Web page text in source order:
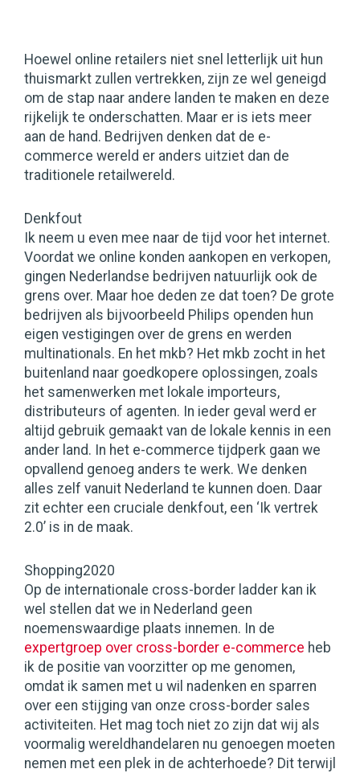
Hoewel online retailers niet snel letterlijk uit hun
thuismarkt zullen vertrekken, zijn ze wel geneigd
om de stap naar andere landen te maken en deze
rijkelijk te onderschatten. Maar er is iets meer
aan de hand. Bedrijven denken dat de e-
commerce wereld er anders uitziet dan de
traditionele retailwereld.
Denkfout
Ik neem u even mee naar de tijd voor het internet.
Voordat we online konden aankopen en verkopen,
gingen Nederlandse bedrijven natuurlijk ook de
grens over. Maar hoe deden ze dat toen? De grote
bedrijven als bijvoorbeeld Philips openden hun
eigen vestigingen over de grens en werden
multinationals. En het mkb? Het mkb zocht in het
buitenland naar goedkopere oplossingen, zoals
het samenwerken met lokale importeurs,
distributeurs of agenten. In ieder geval werd er
altijd gebruik gemaakt van de lokale kennis in een
ander land. In het e-commerce tijdperk gaan we
opvallend genoeg anders te werk. We denken
alles zelf vanuit Nederland te kunnen doen. Daar
zit echter een cruciale denkfout, een ‘Ik vertrek
2.0’ is in de maak.
Shopping2020
Op de internationale cross-border ladder kan ik
wel stellen dat we in Nederland geen
noemenswaardige plaats innemen. In de
expertgroep over cross-border e-commerce heb
ik de positie van voorzitter op me genomen,
omdat ik samen met u wil nadenken en sparren
over een stijging van onze cross-border sales
activiteiten. Het mag toch niet zo zijn dat wij als
voormalig wereldhandelaren nu genoegen moeten
nemen met een plek in de achterhoede? Dit terwijl